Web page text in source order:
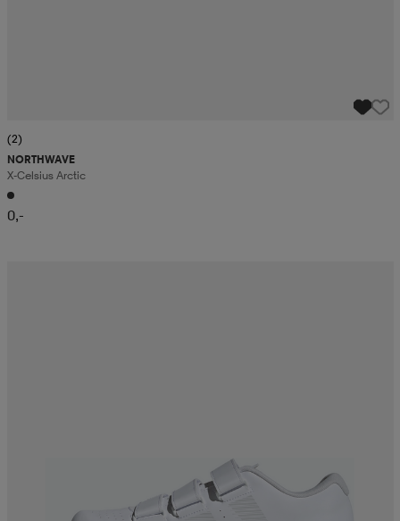
(2)
NORTHWAVE
X-Celsius Arctic
0,-